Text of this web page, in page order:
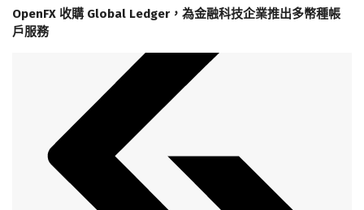
OpenFX 收購 Global Ledger，為金融科技企業推出多幣種帳
戶服務